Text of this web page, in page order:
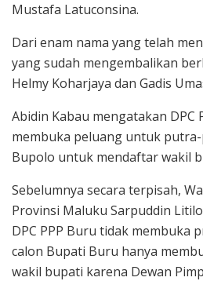
Mustafa Latuconsina.
Dari enam nama yang telah
yang sudah mengembalikan
Helmy Koharjaya dan Gadis
Abidin Kabau mengatakan DPC
membuka peluang untuk
Bupolo untuk mendaftar wakil
Sebelumnya secara terpisah,
Provinsi Maluku Sarpuddin
DPC PPP Buru tidak membuka
calon Bupati Buru hanya
wakil bupati karena Dewan